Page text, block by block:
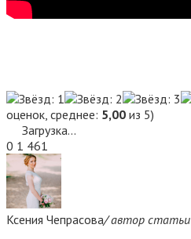
оценок, среднее: 5,00 из 5)
Загрузка...
0 1 461
Ксения Чепрасова/ автор статьи